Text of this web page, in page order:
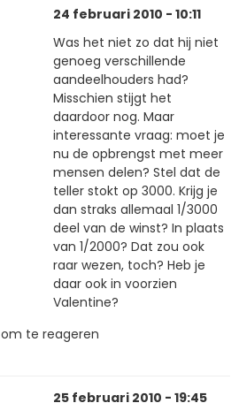
24 februari 2010 - 10:11
Was het niet zo dat hij niet
genoeg verschillende
aandeelhouders had?
Misschien stijgt het
daardoor nog. Maar
interessante vraag: moet je
nu de opbrengst met meer
mensen delen? Stel dat de
teller stokt op 3000. Krijg je
dan straks allemaal 1/3000
deel van de winst? In plaats
van 1/2000? Dat zou ook
raar wezen, toch? Heb je
daar ook in voorzien
Valentine?
om te reageren
25 februari 2010 - 19:45